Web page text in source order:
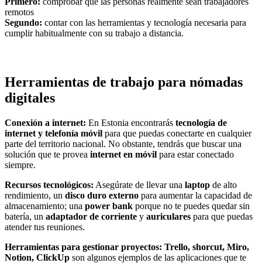
remotos
Segundo: contar con las herramientas y tecnología necesaria para
cumplir habitualmente con su trabajo a distancia.
Herramientas de trabajo para nómadas
digitales
Conexión a internet: En Estonia encontrarás tecnología de
internet y telefonía móvil para que puedas conectarte en cualquier
parte del territorio nacional. No obstante, tendrás que buscar una
solución que te provea internet en móvil para estar conectado
siempre.
Recursos tecnológicos: Asegúrate de llevar una laptop de alto
rendimiento, un disco duro externo para aumentar la capacidad de
almacenamiento; una power bank porque no te puedes quedar sin
batería, un adaptador de corriente y auriculares para que puedas
atender tus reuniones.
Herramientas para gestionar proyectos: Trello, shorcut, Miro,
Notion, ClickUp son algunos ejemplos de las aplicaciones que te